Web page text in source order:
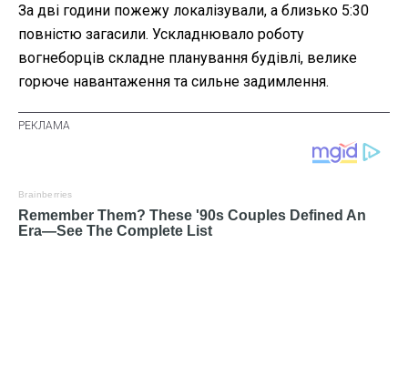
За дві години пожежу локалізували, а близько 5:30
повністю загасили. Ускладнювало роботу
вогнеборців складне планування будівлі, велике
горюче навантаження та сильне задимлення.